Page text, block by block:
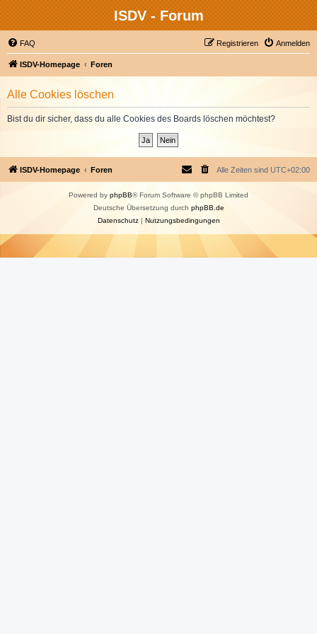
ISDV - Forum
FAQ Anmelden
Registrieren
ISDV-Homepage Foren
Alle Cookies löschen
Bist du dir sicher, dass du alle Cookies des Boards löschen möchtest?
ISDV-Homepage Foren Alle Zeiten sind UTC+02:00
Powered by phpBB® Forum Software © phpBB Limited
Deutsche Übersetzung durch phpBB.de
Datenschutz| Nutzungsbedingungen